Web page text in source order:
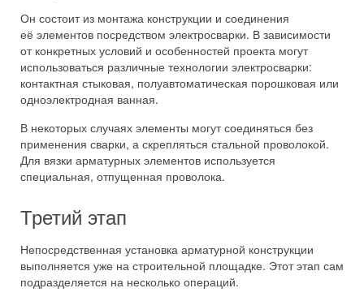
Он состоит из монтажа конструкции и соединения
её элементов посредством электросварки. В зависимости
от конкретных условий и особенностей проекта могут
использоваться различные технологии электросварки:
контактная стыковая, полуавтоматическая порошковая или
одноэлектродная ванная.
В некоторых случаях элементы могут соединяться без
применения сварки, а скрепляться стальной проволокой.
Для вязки арматурных элементов используется
специальная, отпущенная проволока.
Третий этап
Непосредственная установка арматурной конструкции
выполняется уже на строительной площадке. Этот этап сам
подразделяется на несколько операций.